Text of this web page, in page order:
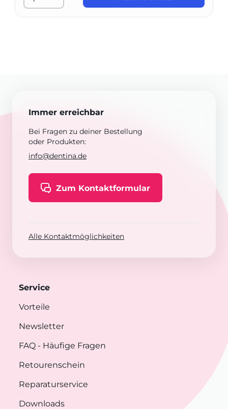
Immer erreichbar
Bei Fragen zu deiner Bestellung
oder Produkten:
info@dentina.de
Zum Kontaktformular
Alle Kontaktmöglichkeiten
Service
Vorteile
Newsletter
FAQ - Häufige Fragen
Retourenschein
Reparaturservice
Downloads